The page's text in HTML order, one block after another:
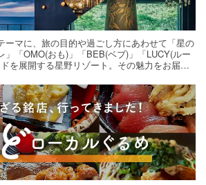
ーマに、旅の目的や過ごし方にあわせて「星の
」「OMO(おも)」「BEB(ベブ)」「LUCY(ルー
を展開する星野リゾート。その魅力をお届け